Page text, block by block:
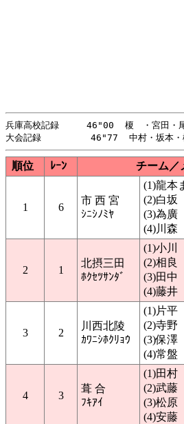
兵庫高校記録     46"00  榎　・宮
順位 ﾚｰﾝ チーム／
1 6
市 西 宮
ｼﾆｼﾉﾐﾔ
(1)龍本
(2)白
(3)為
(4)川
2 1
北摂三田
ﾎｸｾﾂｻﾝﾀﾞ
(1)小
(2)相
(3)田
(4)藤
3 2
川西北陵
ｶﾜﾆｼﾎｸﾘｮｳ
(1)片
(2)寺
(3)保
(4)常
4 3
葺 合
ﾌｷｱｲ
(1)田
(2)武
(3)松
(4)安